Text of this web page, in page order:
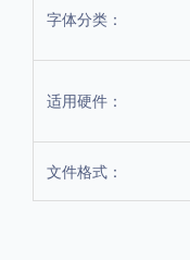
字体分类：
适用硬件：
文件格式：